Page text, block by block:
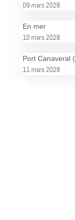
09 mars 2028
En mer
10 mars 2028
Port Canaveral
11 mars 2028